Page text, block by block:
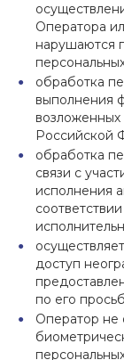
Оператора
нарушаются
обработка
выполнения
возложенных
Российской
обработка
связи с
исполнения
доступ
по его
Оператор не